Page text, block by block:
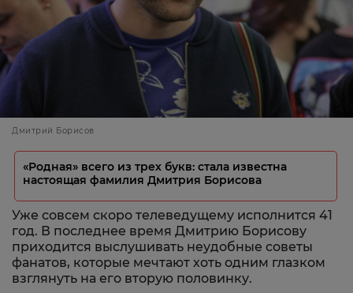
Дмитрий Борисов
«Родная» всего из трех букв: стала известна
настоящая фамилия Дмитрия Борисова
Уже совсем скоро телеведущему исполнится 41
год. В последнее время Дмитрию Борисову
приходится выслушивать неудобные советы
фанатов, которые мечтают хоть одним глазком
взглянуть на его вторую половинку.